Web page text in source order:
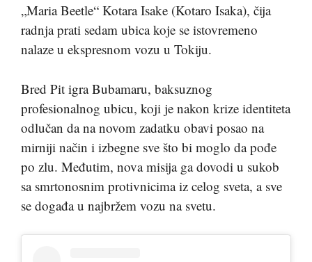
„Maria Beetle“ Kotara Isake (Kotaro Isaka), čija
radnja prati sedam ubica koje se istovremeno
nalaze u ekspresnom vozu u Tokiju.
Bred Pit igra Bubamaru, baksuznog
profesionalnog ubicu, koji je nakon krize identiteta
odlučan da na novom zadatku obavi posao na
mirniji način i izbegne sve što bi moglo da pođe
po zlu. Međutim, nova misija ga dovodi u sukob
sa smrtonosnim protivnicima iz celog sveta, a sve
se događa u najbržem vozu na svetu.